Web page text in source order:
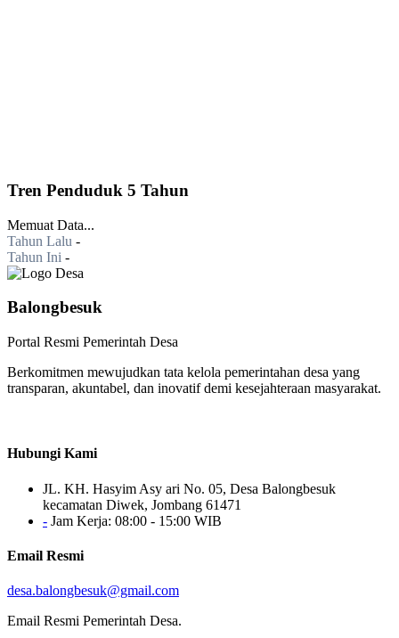
Tren Penduduk 5 Tahun
Memuat Data...
Tahun Lalu -
Tahun Ini -
Balongbesuk
Portal Resmi Pemerintah Desa
Berkomitmen mewujudkan tata kelola pemerintahan desa yang
transparan, akuntabel, dan inovatif demi kesejahteraan masyarakat.
Hubungi Kami
JL. KH. Hasyim Asy ari No. 05, Desa Balongbesuk
kecamatan Diwek, Jombang 61471
- Jam Kerja: 08:00 - 15:00 WIB
Email Resmi
desa.balongbesuk@gmail.com
Email Resmi Pemerintah Desa.